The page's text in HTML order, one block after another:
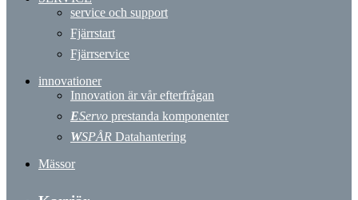
service och support
Fjärrstart
Fjärrservice
innovationer
Innovation är vår efterfrågan
EServo prestanda komponenter
WSPÅR Datahantering
Mässor